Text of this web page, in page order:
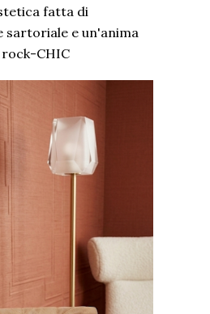
fatta di
e un'anima
CHIC